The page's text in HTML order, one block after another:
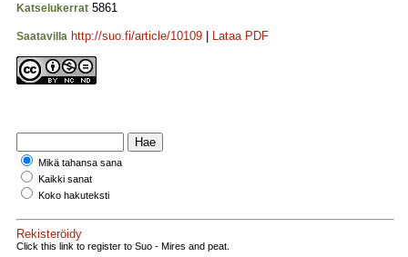
Katselukerrat 5861
Saatavilla http://suo.fi/article/10109 Lataa PDF
Mikä tahansa sana
Kaikki sanat
Koko hakuteksti
Rekisteröidy
Click this link to register to Suo - Mires and peat.